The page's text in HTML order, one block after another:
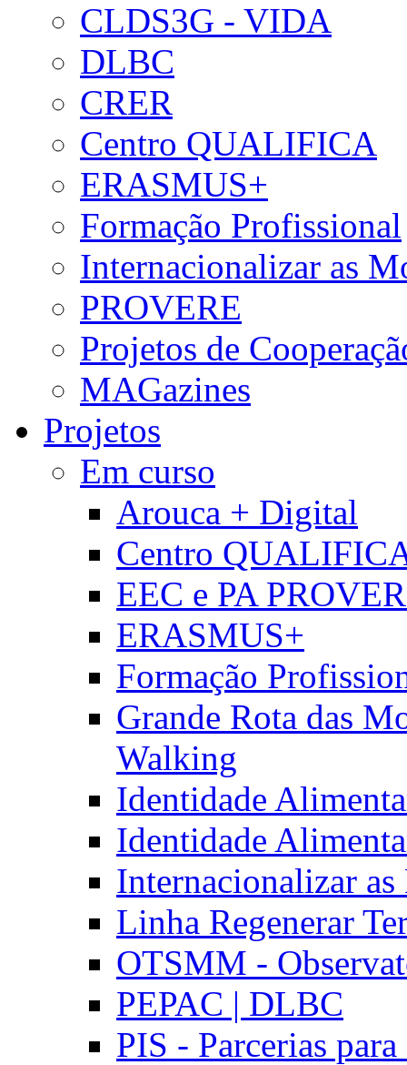
CLDS3G - VIDA
DLBC
CRER
Centro QUALIFICA
ERASMUS+
Formação Profissional
Internacionalizar as
PROVERE
Projetos de
MAGazines
Projetos
Em curso
Arouca + Digital
Centro
EEC e PA
ERASMUS+
Formação
Grande Rota das
Walking
Identidade
Identidade
Internacionalizar
Linha Regenerar
OTSMM -
PEPAC | DLBC
PIS - Parcerias